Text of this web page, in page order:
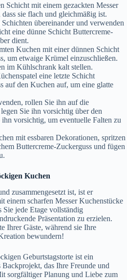
Schicht mit einem gezackten Messer
sie flach und gleichmäßig ist.
übereinander und verwenden
eine dünne Schicht Buttercreme-
dient.
Kuchen mit einer dünnen Schicht
um etwaige Krümel einzuschließen.
im Kühlschrank kalt stellen.
eine letzte Schicht
auf den Kuchen auf, um eine glatte
rollen Sie ihn auf die
Sie ihn vorsichtig über den
vorsichtig, um eventuelle Falten zu
mit essbaren Dekorationen, spritzen
Buttercreme-Zuckerguss und fügen
Kuchen
zusammengesetzt ist, ist er
einem scharfen Messer Kuchenstücke
Sie jede Etage vollständig
Präsentation zu erzielen.
Ihrer Gäste, während sie Ihre
bewundern!
Geburtstagstorte ist ein
Backprojekt, das Ihre Freunde und
sorgfältiger Planung und Liebe zum